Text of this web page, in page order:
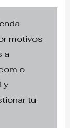
motivos
a
o
y
tu